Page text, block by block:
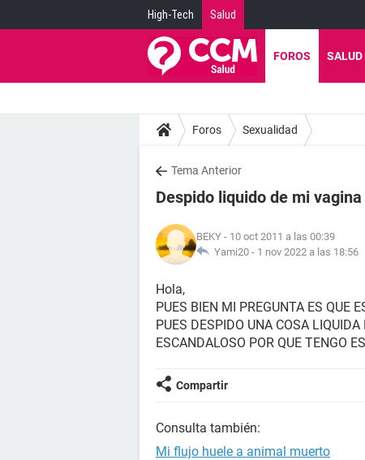
High-Tech Salud
FOROS SALUD
Foros Sexualidad
Tema Anterior
Despido liquido de mi
BEKY - 10 oct 2011 a las 00:39
Yami20 - 1 nov 2022 a las 18:56
Hola,
PUES BIEN MI PREGUNTA ES QUE
PUES DESPIDO UNA COSA LIQUIDA
ESCANDALOSO POR QUE TENGO
Compartir
Consulta también:
Mi flujo huele a animal muerto